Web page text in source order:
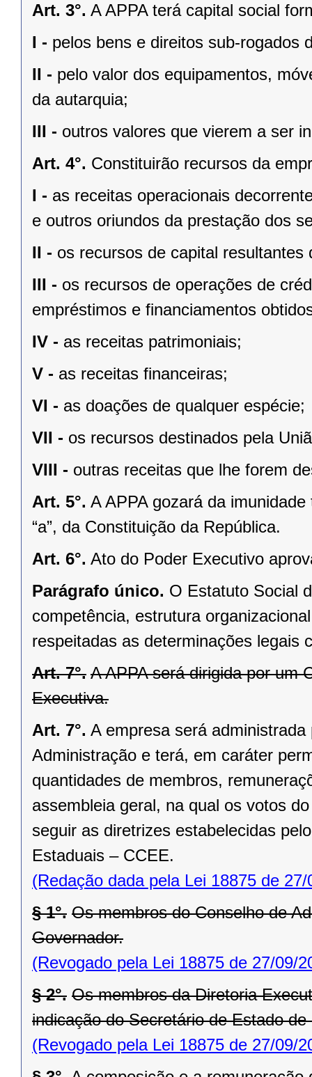
Art. 3°. A APPA terá capital social
I - pelos bens e direitos sub-rogados
II - pelo valor dos equipamentos,
da autarquia;
III - outros valores que vierem a ser
Art. 4°. Constituirão recursos da
I - as receitas operacionais
e outros oriundos da prestação dos
II - os recursos de capital
III - os recursos de operações de
empréstimos e financiamentos
IV - as receitas patrimoniais;
V - as receitas financeiras;
VI - as doações de qualquer espécie;
VII - os recursos destinados pela
VIII - outras receitas que lhe forem
Art. 5°. A APPA gozará da
“a”, da Constituição da República.
Art. 6°. Ato do Poder Executivo
Parágrafo único. O Estatuto Social
competência, estrutura
respeitadas as determinações legais
Art. 7°. A APPA será dirigida por um
Executiva.
Art. 7°. A empresa será
Administração e terá, em caráter
quantidades de membros,
assembleia geral, na qual os votos
seguir as diretrizes estabelecidas
Estaduais – CCEE.
(Redação dada pela Lei 18875 de 27/
§ 1°. Os membros do Conselho de
Governador.
(Revogado pela Lei 18875 de 27/09/
§ 2°. Os membros da Diretoria
indicação do Secretário de Estado
(Revogado pela Lei 18875 de 27/09/